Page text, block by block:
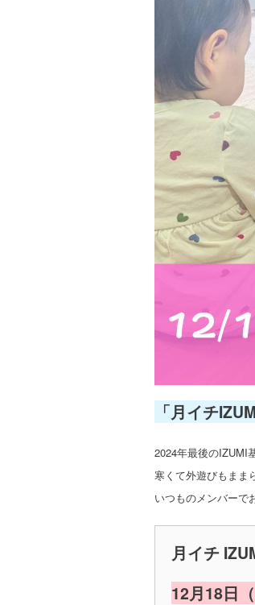
「月イチ
2024年最後のIZUMI
寒くて外遊びもまま
いつものメンバーで
月イチ
12月18日